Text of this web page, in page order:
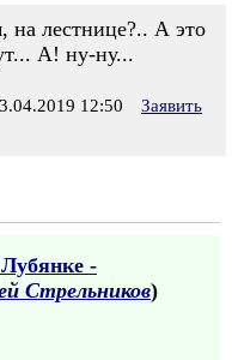
на лестнице?.. А это
А! ну-ну...
12:50
Заявить
-
Стрельников)